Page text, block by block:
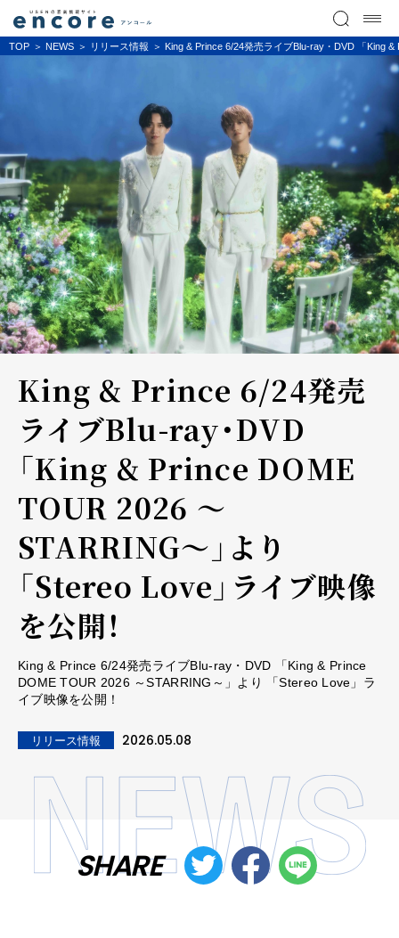
TOP NEWS リリース情報 King & Prince 6/24発売ライブBlu-ray・DVD 「King
King & Prince 6/24発売
ライブBlu-ray・DVD
「King & Prince DOME
TOUR 2026 ～
STARRING～」より
「Stereo Love」ライブ映像
を公開！
King & Prince 6/24発売ライブBlu-ray・DVD 「King & Prince
DOME TOUR 2026 ～STARRING～」より 「Stereo Love」ラ
イブ映像を公開！
リリース情報 2026.05.08
SHARE